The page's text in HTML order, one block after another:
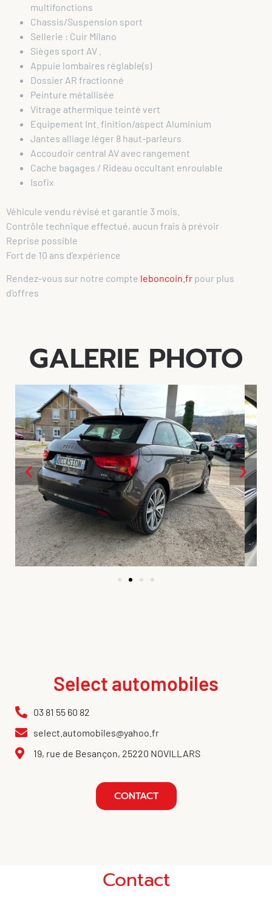
multifonctions
Chassis/Suspension sport
Sellerie : Cuir Milano
Sièges sport AV .
Appuie lombaires réglable(s)
Dossier AR fractionné
Peinture métallisée
Vitrage athermique teinté vert
Equipement Int. finition/aspect Aluminium
Jantes alliage léger 8 haut-parleurs
Accoudoir central AV avec rangement
Cache bagages / Rideau occultant enroulable
Isofix
Véhicule vendu révisé et garantie 3 mois.
Contrôle technique effectué, aucun frais à prévoir
Reprise possible
Fort de 10 ans d’expérience
Rendez-vous sur notre compte leboncoin.fr pour plus
d’offres
GALERIE PHOTO
Select automobiles
03 81 55 60 82
select.automobiles@yahoo.fr
19, rue de Besançon, 25220 NOVILLARS
CONTACT
Contact